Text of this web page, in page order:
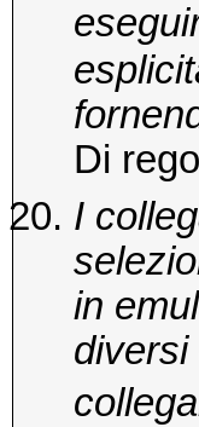
Di
I
in
diversi